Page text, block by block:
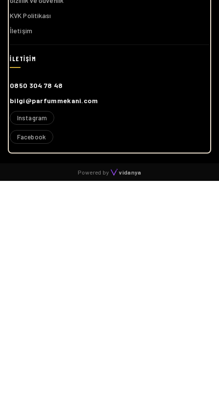
KVK Politikası
İletişim
0850 304 78 48
bilgi@parfummekani.com
Instagram
Facebook
Powered by vidanya